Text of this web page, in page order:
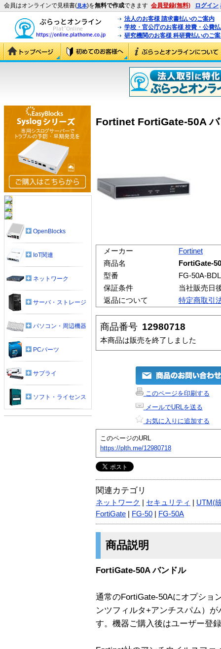
会員はオンラインで見積書(見本)を無料で作成できます 会員登録(無料) ログイン
法人のお客様 請求書払いのご案内
学校・官公庁のお客様 校費・公費
研究機関のお客様 科研費払いのご
Fortinet FortiGate-50A
メーカー
Fortinet
商品名
FortiGate-
型番
FG-50A-BDL
保証条件
当社販売日
返品について
特定商取引
商品番号 12980718
本商品は販売を終了しました
このページを印刷する
メールでURLを送る
お気に入りに追加する
このページのURL
https://plth.me/12980718
関連カテゴリ
ネットワーク セキュリティ
UTM(
FortiGate
FG-50 FG-50A
商品説明
FortiGate-50A バンドル
通常のFortiGate-50Aにオプショ
ンツフィルタ+アンチスパム）
す。機器ご購入後はユーザー登
OpenBlocks
IoT関連
ネットワーク
サーバ・ストレージ
パソコン・周辺機器
PCパーツ
サプライ
ソフト・ライセンス